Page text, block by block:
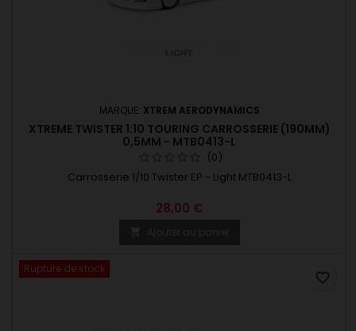
MARQUE: XTREM AERODYNAMICS
XTREME TWISTER 1:10 TOURING CARROSSERIE (190MM)
0,5MM - MTB0413-L
(0)
Carrosserie 1/10 Twister EP - Light MTB0413-L
28,00 €
Rupture de stock
favorite_border